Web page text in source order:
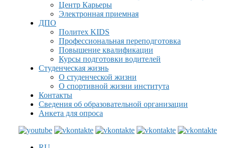
Центр Карьеры
Электронная приемная
ДПО
Политех KIDS
Профессиональная переподготовка
Повышение квалификации
Курсы подготовки водителей
Студенческая жизнь
О студенческой жизни
О спортивной жизни института
Контакты
Сведения об образовательной организации
Анкета для опроса